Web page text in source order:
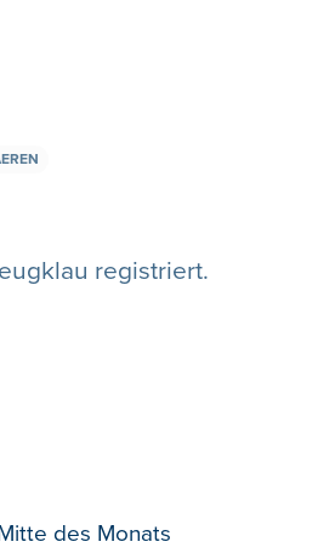
registriert.
des Monats